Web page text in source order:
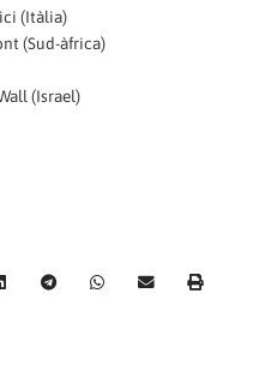
(Itàlia)
(Sud-àfrica)
(Israel)